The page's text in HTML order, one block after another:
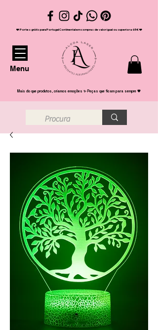
❤️ Portes grátis para Portugal Continental em compras de valor igual ou superior a 65€ ❤️
Menu
Mais do que produtos, criamos emoções ✨ Peças que ficam para sempre 💖